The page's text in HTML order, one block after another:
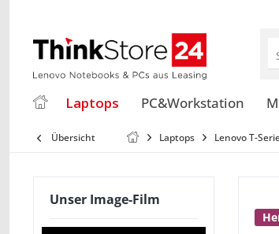
Laptops PC&Workstation
Übersicht Laptops Lenovo T-
Unser Image-Film